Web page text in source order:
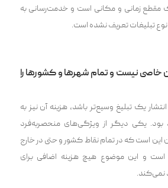
مقطع زمانی و مکانی است و خدمت‌رسانی به
خاصی نیست و تمام شهرها و کشورها را
یک تبلیغ وسیع‌تر باشد، هزینه آن نیز به
یکی دیگر از ویژگی‌های منحصربه‌فرد
است که در تمام نقاط کشور و حتی در خارج
و این موضوع هیچ هزینه اضافی برای
نمی‌کند.